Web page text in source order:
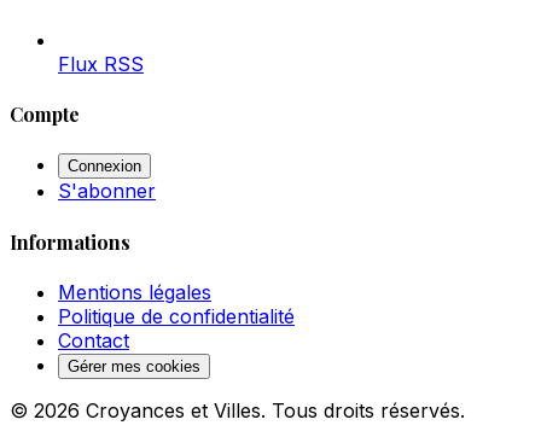
Flux RSS
Compte
Connexion
S'abonner
Informations
Mentions légales
Politique de confidentialité
Contact
Gérer mes cookies
© 2026 Croyances et Villes. Tous droits réservés.